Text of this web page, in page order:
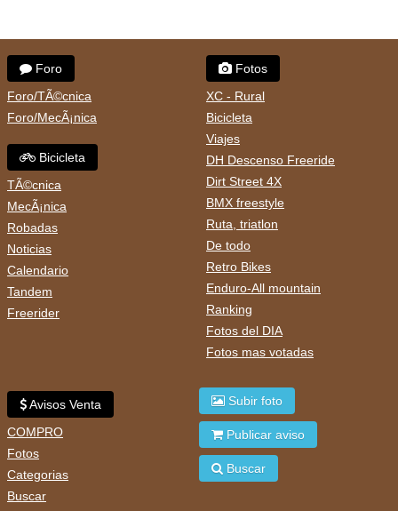
Foro
Foro/TÃ©cnica
Foro/MecÃ¡nica
Bicicleta
TÃ©cnica
MecÃ¡nica
Robadas
Noticias
Calendario
Tandem
Freerider
Fotos
XC - Rural
Bicicleta
Viajes
DH Descenso Freeride
Dirt Street 4X
BMX freestyle
Ruta, triatlon
De todo
Retro Bikes
Enduro-All mountain
Ranking
Fotos del DIA
Fotos mas votadas
Avisos Venta
COMPRO
Fotos
Categorias
Buscar
Subir foto
Publicar aviso
Buscar